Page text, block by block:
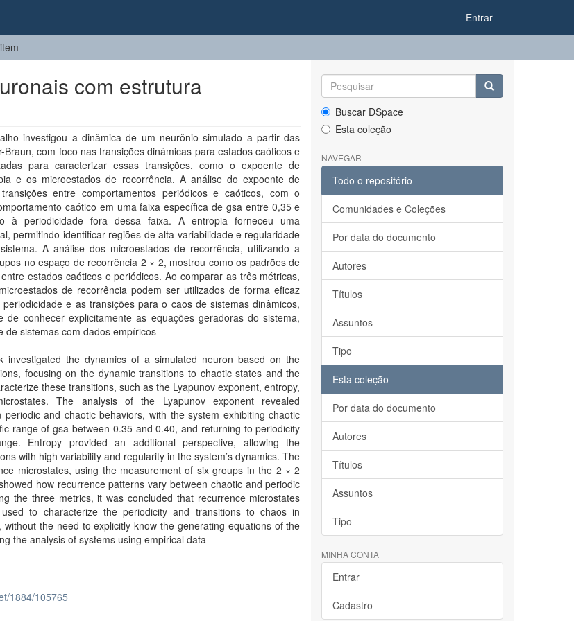
Entrar
com estrutura
investigou a dinâmica de um neurônio simulado a partir das
Braun, com foco nas transições dinâmicas para estados caóticos e
para caracterizar essas transições, como o expoente de
e os microestados de recorrência. A análise do expoente de
entre comportamentos periódicos e caóticos, com o
caótico em uma faixa específica de gsa entre 0,35 e
à periodicidade fora dessa faixa. A entropia forneceu uma
permitindo identificar regiões de alta variabilidade e regularidade
A análise dos microestados de recorrência, utilizando a
no espaço de recorrência 2 × 2, mostrou como os padrões de
estados caóticos e periódicos. Ao comparar as três métricas,
de recorrência podem ser utilizados de forma eficaz
e as transições para o caos de sistemas dinâmicos,
de conhecer explicitamente as equações geradoras do sistema,
de sistemas com dados empíricos
investigated the dynamics of a simulated neuron based on the
focusing on the dynamic transitions to chaotic states and the
these transitions, such as the Lyapunov exponent, entropy,
The analysis of the Lyapunov exponent revealed
periodic and chaotic behaviors, with the system exhibiting chaotic
range of gsa between 0.35 and 0.40, and returning to periodicity
Entropy provided an additional perspective, allowing the
with high variability and regularity in the system’s dynamics. The
microstates, using the measurement of six groups in the 2 × 2
how recurrence patterns vary between chaotic and periodic
the three metrics, it was concluded that recurrence microstates
to characterize the periodicity and transitions to chaos in
without the need to explicitly know the generating equations of the
the analysis of systems using empirical data
1884/105765
Buscar DSpace
Esta coleção
NAVEGAR
Todo o repositório
Comunidades e Coleções
Por data do documento
Autores
Títulos
Assuntos
Tipo
Esta coleção
Por data do documento
Autores
Títulos
Assuntos
Tipo
MINHA CONTA
Entrar
Cadastro